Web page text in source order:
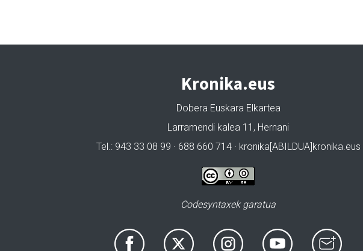
Kronika.eus
Dobera Euskara Elkartea
Larramendi kalea 11, Hernani
Tel.: 943 33 08 99 · 688 660 714 · kronika[ABILDUA]kronika.eus
Codesyntaxek garatua